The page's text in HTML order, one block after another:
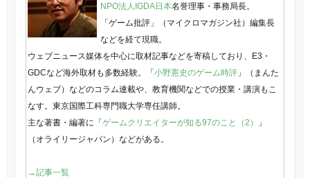
NPO法人IGDA日本名誉理事・事務局長。
「ゲーム批評」（マイクロマガジン社）編集長
などを経て現職。
ウェブニュース媒体を中心に取材記事などを寄稿しており、E3・
GDCなど海外取材も多数経験。「小野憲史のゲーム時評」（まんた
んウェブ）などのコラム連載や、教育機関などでの授業・講演もこ
なす。東京国際工科専門職大学専任講師。
主な著書・編著に「ゲームクリエイターが知る97のこと（2）
」
（オライリージャパン）などがある。
→記事一覧